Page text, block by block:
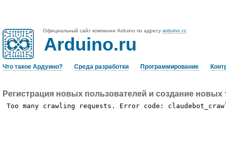
Официальный сайт компании Arduino по адресу arduino.cc
Arduino.ru
Что такое Ардуино? Среда разработки Программирование
Регистрация новых пользователей и создание